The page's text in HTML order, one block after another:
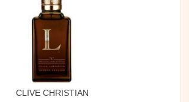
CLIVE CHRISTIAN